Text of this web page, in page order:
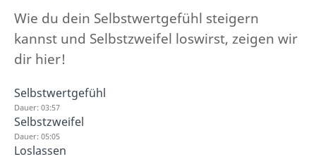
Wie du dein Selbstwertgefühl steigern
kannst und Selbstzweifel loswirst, zeigen wir
dir hier!
Selbstwertgefühl
Dauer: 03:57
Selbstzweifel
Dauer: 05:05
Loslassen